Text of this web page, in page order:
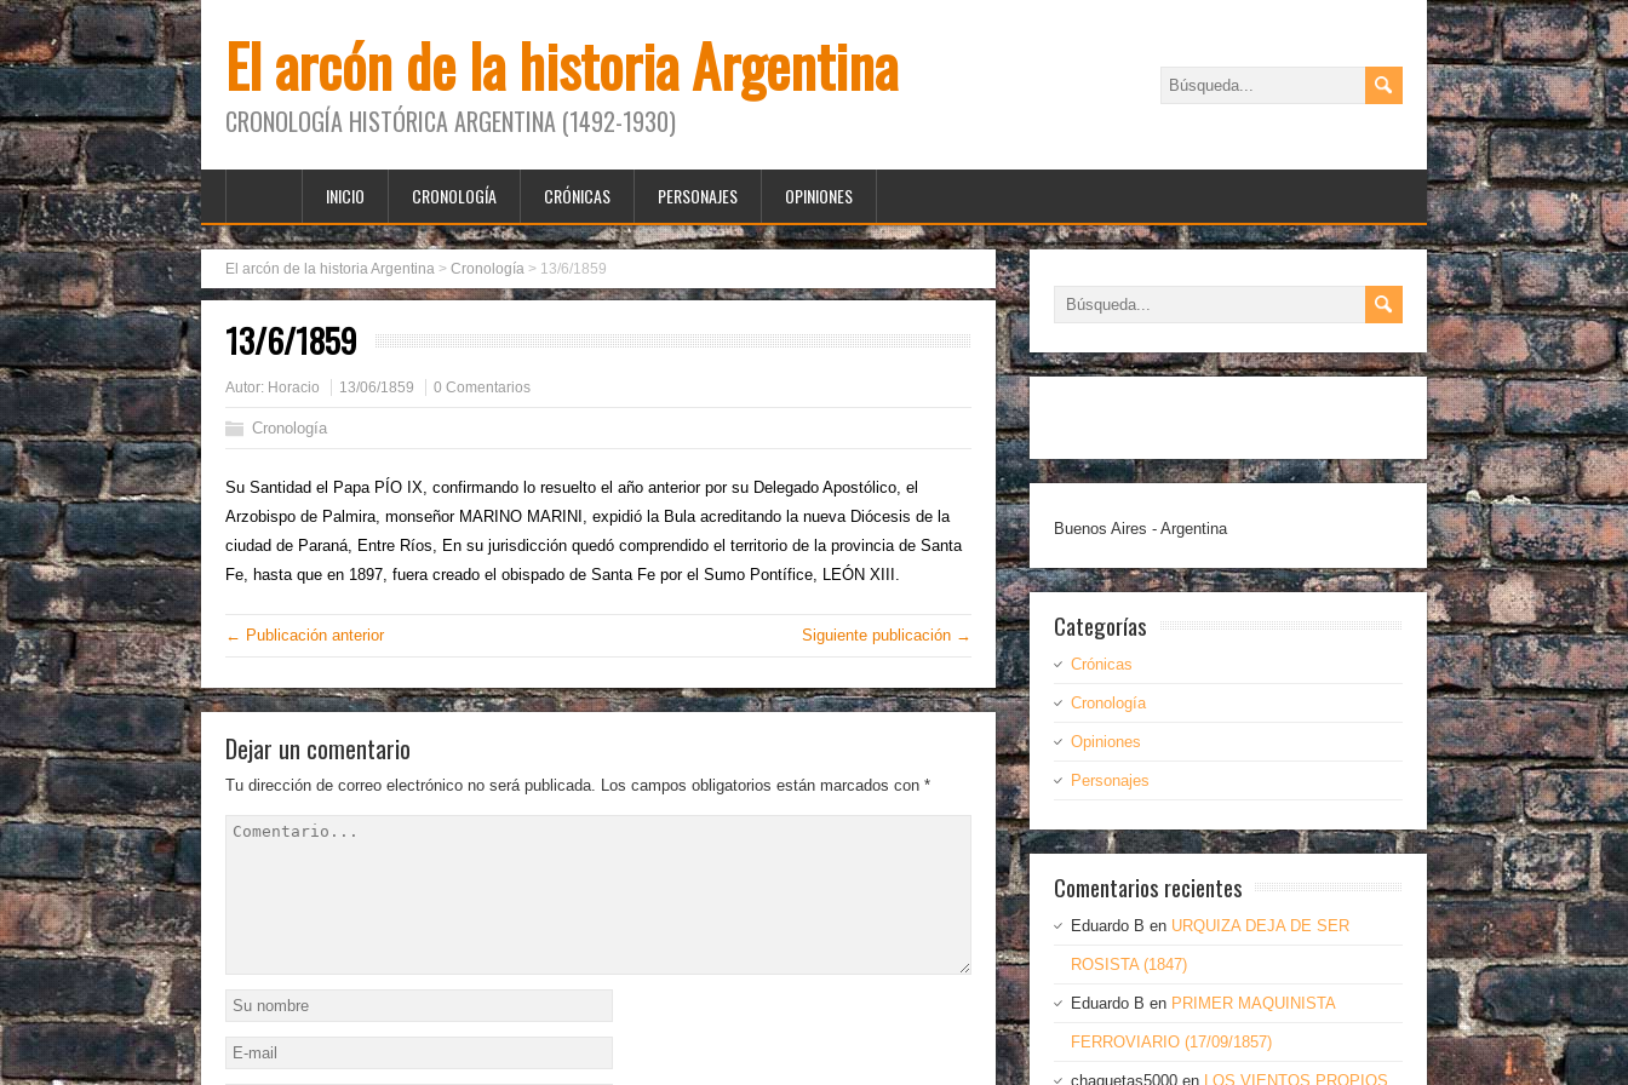
El arcón de la historia Argentina
CRONOLOGÍA HISTÓRICA ARGENTINA (1492-1930)
INICIO CRONOLOGÍA CRÓNICAS PERSONAJES OPINIONES
El arcón de la historia Argentina > Cronología > 13/6/1859
13/6/1859
Autor: Horacio 13/06/1859 0 Comentarios
Cronología
Su Santidad el Papa PÍO IX, confirmando lo resuelto el año anterior por su Delegado Apostólico, el
Arzobispo de Palmira, monseñor MARINO MARINI, expidió la Bula acreditando la nueva Diócesis de la
ciudad de Paraná, Entre Ríos, En su jurisdicción quedó comprendido el territorio de la provincia de Santa
Fe, hasta que en 1897, fuera creado el obispado de Santa Fe por el Sumo Pontífice, LEÓN XIII.
← Publicación anterior Siguiente publicación →
Dejar un comentario
Tu dirección de correo electrónico no será publicada. Los campos obligatorios están marcados con *
Buenos Aires - Argentina
Categorías
Crónicas
Cronología
Opiniones
Personajes
Comentarios recientes
Eduardo B en URQUIZA DEJA DE SER
ROSISTA (1847)
Eduardo B en PRIMER MAQUINISTA
FERROVIARIO (17/09/1857)
chaquetas5000 en LOS VIENTOS PROPIOS